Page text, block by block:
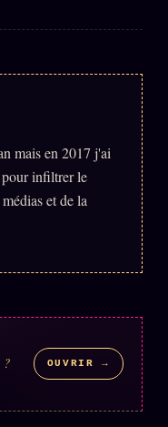
mais en 2017 j'ai
infiltrer le
et de la
?
OUVRIR →